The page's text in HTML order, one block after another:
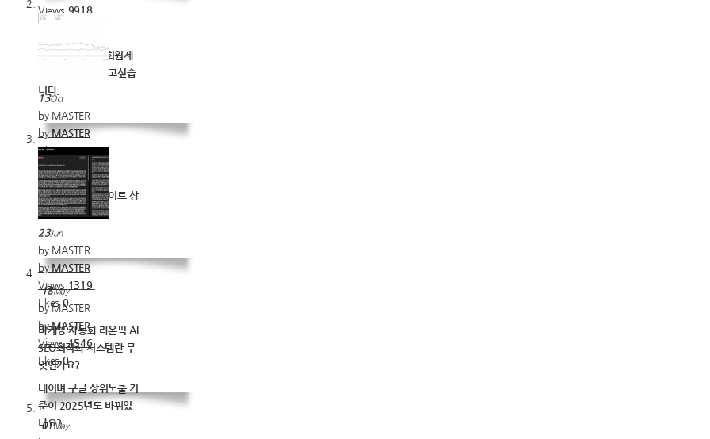
Views 9918
에이치엘스터디 회원제
등급에 관하여 알고싶습
니다.
13Oct
by MASTER
byMASTER
Views879
Likes0
구글 네이버 웹사이트 상
위노출 기준은?
23Jun
by MASTER
byMASTER
Views 1319
Likes0
마케팅 자동화 라온픽 AI
SEO최적화 시스템란 무
엇인가요?
18May
by MASTER
byMASTER
Views1546
Likes0
네이벼 구글 상위노출 기
준이 2025년도 바뀌었
나요?
01May